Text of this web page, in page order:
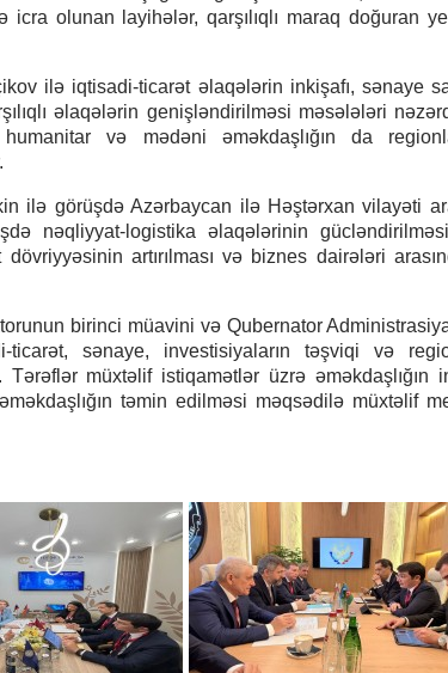
olunan layihələr, qarşılıqlı maraq doğuran
ilə iqtisadi-ticarət əlaqələrin inkişafı, sənaye
əlaqələrin genişləndirilməsi məsələləri
və mədəni əməkdaşlığın da
ilə görüşdə Azərbaycan ilə Həştərxan vilayəti
nəqliyyat-logistika əlaqələrinin
artırılması və biznes dairələri
birinci müavini və Qubernator
sənaye, investisiyaların təşviqi və
müxtəlif istiqamətlər üzrə əməkdaşlığın
təmin edilməsi məqsədilə müxtəlif